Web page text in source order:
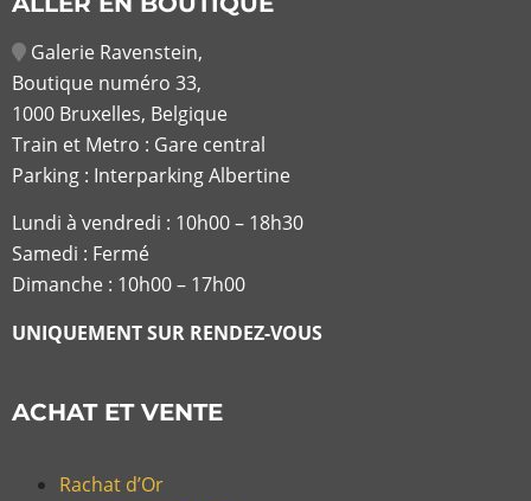
Galerie Ravenstein,
Boutique numéro 33,
1000 Bruxelles, Belgique
Train et Metro : Gare central
Parking : Interparking Albertine
Lundi à vendredi : 10h00 – 18h30
Samedi : Fermé
Dimanche : 10h00 – 17h00
UNIQUEMENT SUR RENDEZ-VOUS
ACHAT ET VENTE
Rachat d’Or